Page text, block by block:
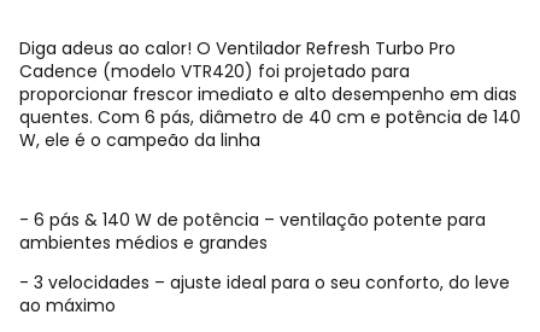
Diga adeus ao calor! O Ventilador Refresh Turbo Pro
Cadence (modelo VTR420) foi projetado para
proporcionar frescor imediato e alto desempenho em dias
quentes. Com 6 pás, diâmetro de 40 cm e potência de 140
W, ele é o campeão da linha
- 6 pás & 140 W de potência – ventilação potente para
ambientes médios e grandes
- 3 velocidades – ajuste ideal para o seu conforto, do leve
ao máximo